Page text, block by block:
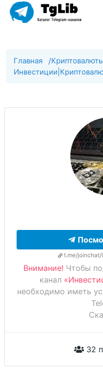
Главная /Криптовалюты
t.me/joinchat/
Внимание! Чтобы
канал
необходимо иметь
32